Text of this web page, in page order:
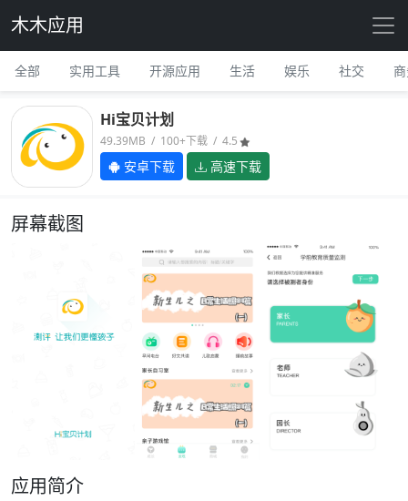
木木应用
全部 实用工具 开源应用 生活 娱乐 社交
Hi宝贝计划
49.39MB / 100+下载 / 4.5
安卓下载 高速下载
屏幕截图
应用简介